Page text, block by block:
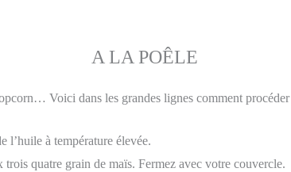
A LA POÊLE
Voici dans les grandes lignes comment
l’huile à température élevée.
quatre grain de maïs. Fermez avec votre couvercle.